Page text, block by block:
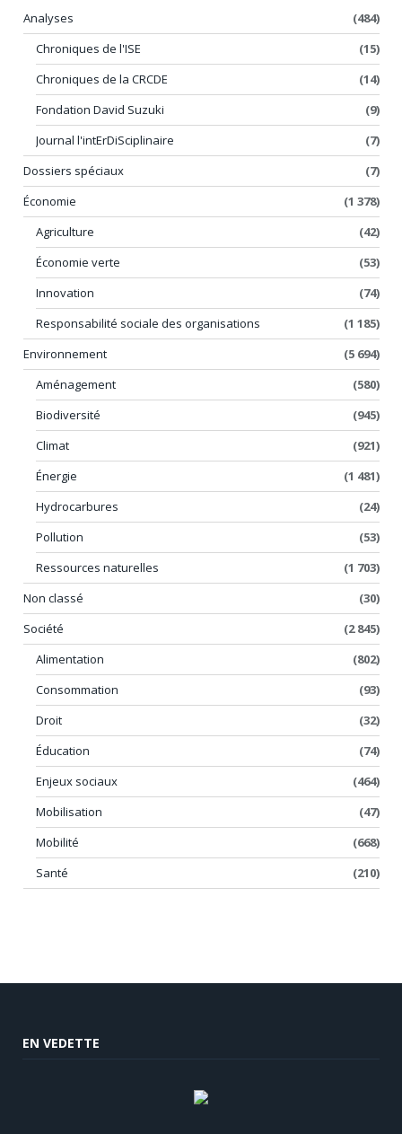
Analyses
(484)
Chroniques de l'ISE
(15)
Chroniques de la CRCDE
(14)
Fondation David Suzuki
(9)
Journal l'intErDiSciplinaire
(7)
Dossiers spéciaux
(7)
Économie
(1 378)
Agriculture
(42)
Économie verte
(53)
Innovation
(74)
Responsabilité sociale des organisations
(1 185)
Environnement
(5 694)
Aménagement
(580)
Biodiversité
(945)
Climat
(921)
Énergie
(1 481)
Hydrocarbures
(24)
Pollution
(53)
Ressources naturelles
(1 703)
Non classé
(30)
Société
(2 845)
Alimentation
(802)
Consommation
(93)
Droit
(32)
Éducation
(74)
Enjeux sociaux
(464)
Mobilisation
(47)
Mobilité
(668)
Santé
(210)
EN VEDETTE